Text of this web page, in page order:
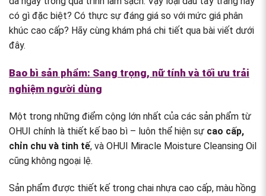
có gì đặc biệt? Có thực sự đáng giá so với mức giá phân
khúc cao cấp? Hãy cùng khám phá chi tiết qua bài viết dưới
đây.
Bao bì sản phẩm: Sang trọng, nữ tính và tối ưu trải
nghiệm người dùng
Một trong những điểm cộng lớn nhất của các sản phẩm từ
OHUI chính là thiết kế bao bì – luôn thể hiện sự cao cấp,
chỉn chu và tinh tế, và OHUI Miracle Moisture Cleansing Oil
cũng không ngoại lệ.
Sản phẩm được thiết kế trong chai nhựa cao cấp, màu hồng